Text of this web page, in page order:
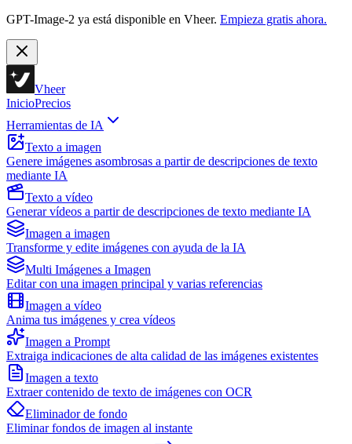
GPT-Image-2 ya está disponible en Vheer. Empieza gratis ahora.
Vheer
InicioPrecios
Herramientas de IA
Texto a imagen
Genere imágenes asombrosas a partir de descripciones de texto
mediante IA
Texto a vídeo
Generar vídeos a partir de descripciones de texto mediante IA
Imagen a imagen
Transforme y edite imágenes con ayuda de la IA
Multi Imágenes a Imagen
Editar con una imagen principal y varias referencias
Imagen a vídeo
Anima tus imágenes y crea vídeos
Imagen a Prompt
Extraiga indicaciones de alta calidad de las imágenes existentes
Imagen a texto
Extraer contenido de texto de imágenes con OCR
Eliminador de fondo
Eliminar fondos de imagen al instante